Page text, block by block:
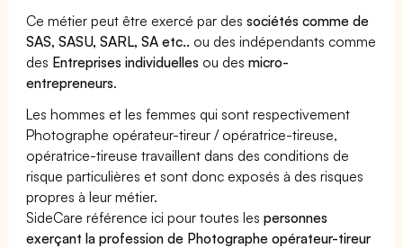
Ce métier peut être exercé par dessociétés comme de
SAS, SASU, SARL, SA etc.. ou des indépendants comme
des Entreprises individuelles ou desmicro-
entrepreneurs.
Les hommes et les femmes qui sont respectivement
Photographe opérateur-tireur / opératrice-tireuse,
opératrice-tireuse travaillent dans des conditions de
risque particulières et sont donc exposés à des risques
propres à leur métier.
SideCare référence ici pour toutes lespersonnes
exerçant la profession de Photographe opérateur-tireur